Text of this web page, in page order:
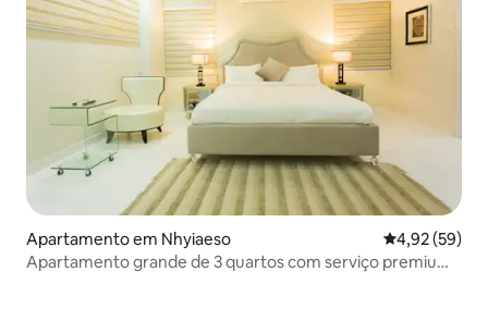
Apartamento em Nhyiaeso Classificação
4,92 (59)
Apartamento grande de 3 quartos com serviço premium